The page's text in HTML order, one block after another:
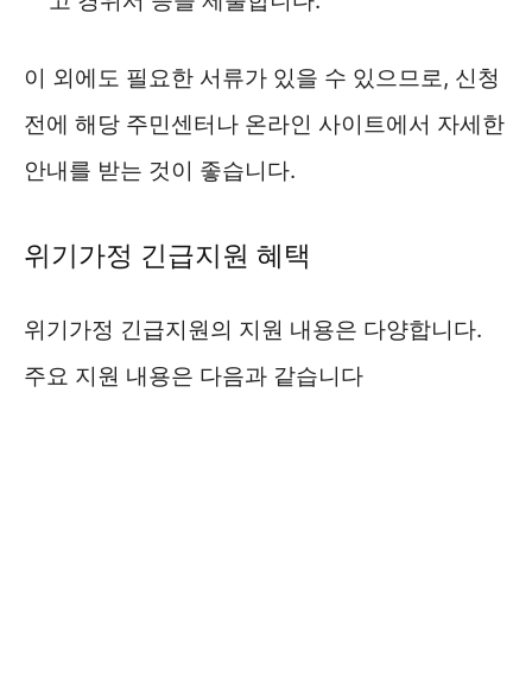
이 외에도 필요한 서류가 있을 수 있으므로, 신청
전에 해당 주민센터나 온라인 사이트에서 자세한
안내를 받는 것이 좋습니다.
위기가정 긴급지원 혜택
위기가정 긴급지원의 지원 내용은 다양합니다.
주요 지원 내용은 다음과 같습니다